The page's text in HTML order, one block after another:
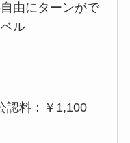
由にターンがで
ル
認料：￥1,100